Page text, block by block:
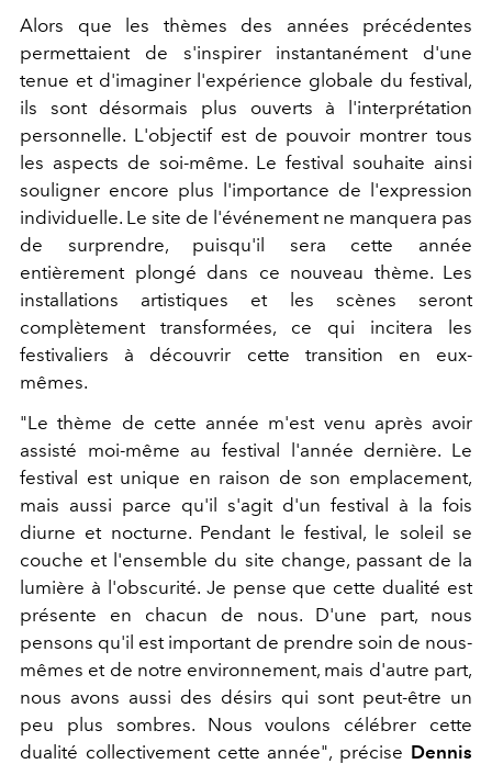
Alors que les thèmes des années précédentes
permettaient de s'inspirer instantanément d'une
tenue et d'imaginer l'expérience globale du festival,
ils sont désormais plus ouverts à l'interprétation
personnelle. L'objectif est de pouvoir montrer tous
les aspects de soi-même. Le festival souhaite ainsi
souligner encore plus l'importance de l'expression
individuelle. Le site de l'événement ne manquera pas
de surprendre, puisqu'il sera cette année
entièrement plongé dans ce nouveau thème. Les
installations artistiques et les scènes seront
complètement transformées, ce qui incitera les
festivaliers à découvrir cette transition en eux-
mêmes.
"Le thème de cette année m'est venu après avoir
assisté moi-même au festival l'année dernière. Le
festival est unique en raison de son emplacement,
mais aussi parce qu'il s'agit d'un festival à la fois
diurne et nocturne. Pendant le festival, le soleil se
couche et l'ensemble du site change, passant de la
lumière à l'obscurité. Je pense que cette dualité est
présente en chacun de nous. D'une part, nous
pensons qu'il est important de prendre soin de nous-
mêmes et de notre environnement, mais d'autre part,
nous avons aussi des désirs qui sont peut-être un
peu plus sombres. Nous voulons célébrer cette
dualité collectivement cette année", précise Dennis